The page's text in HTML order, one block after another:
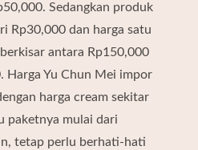
Sedangkan produk
Rp30,000 dan harga satu
antara Rp150,000
Harga Yu Chun Mei impor
harga cream sekitar
paketnya mulai dari
tetap perlu berhati-hati